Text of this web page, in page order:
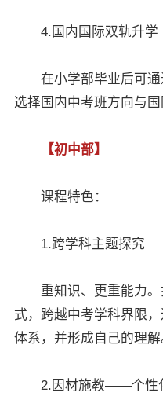
4.国内国际双轨升学
在小学部毕业后可通
选择国内中考班方向与国
【初中部】
课程特色：
1.跨学科主题探究
重知识、更重能力。
式，跨越中考学科界限
体系，并形成自己的理解
2.因材施教——个性